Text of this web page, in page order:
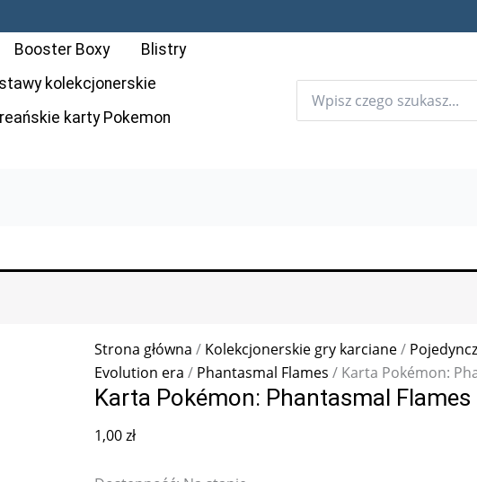
Booster Boxy
Blistry
kolekcjonerskie
karty Pokemon
Strona główna / Kolekcjonerskie gry karciane/
Evolution era / Phantasmal Flames / Karta Pokémon:
Karta Pokémon: Phantasmal
1,00zł
Karta
Pokémon:
Phantasmal
-